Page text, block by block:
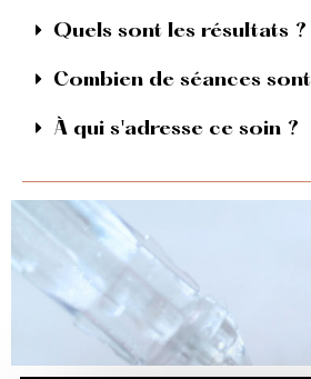
Quels sont les résultats ?
Combien de séances
À qui s'adresse ce soin ?